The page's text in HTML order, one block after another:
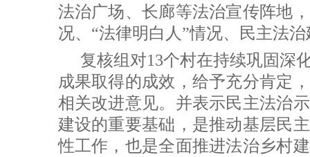
法治广场、长廊等法治宣传阵地
况、“法律明白人”情况、民主法
复核组对13个村在持续巩固深
成果取得的成效，给予充分肯定
相关改进意见。并表示民主法治
建设的重要基础，是推动基层民
性工作，也是全面推进法治乡村